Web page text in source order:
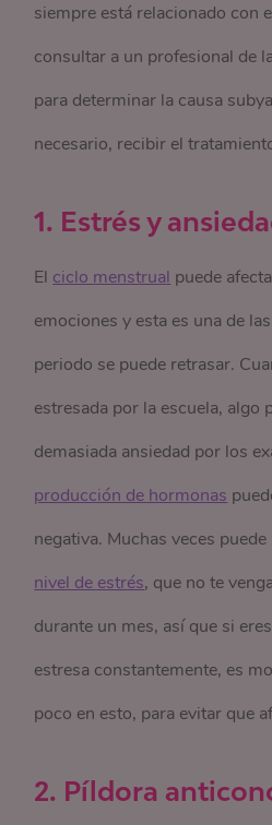
siempre está relacionado con
consultar a un profesional de
para determinar la causa
necesario, recibir el
1. Estrés y
El ciclo menstrual puede
emociones y esta es una de
periodo se puede retrasar.
estresada por la escuela, algo
demasiada ansiedad por los
producción de hormonas
negativa. Muchas veces
nivel de estrés, que no te
durante un mes, así que si
estresa constantemente, es
poco en esto, para evitar que
2. Píldora